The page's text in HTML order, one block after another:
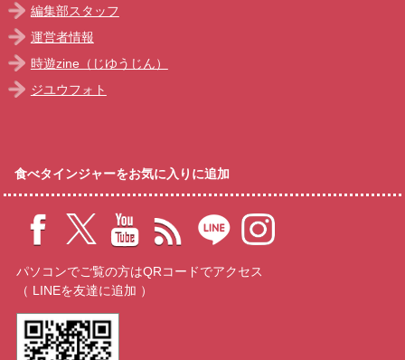
編集部スタッフ
運営者情報
時遊zine（じゆうじん）
ジユウフォト
食べタインジャーをお気に入りに追加
パソコンでご覧の方はQRコードでアクセス
（ LINEを友達に追加 ）